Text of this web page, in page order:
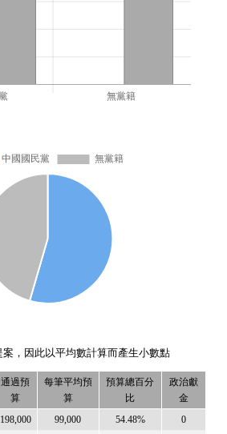
，因此以平均數計算而產生小數點
通過預
算
每筆平均預
算
預算總百分
比
政治獻
金
198,000 99,000 54.48% 0